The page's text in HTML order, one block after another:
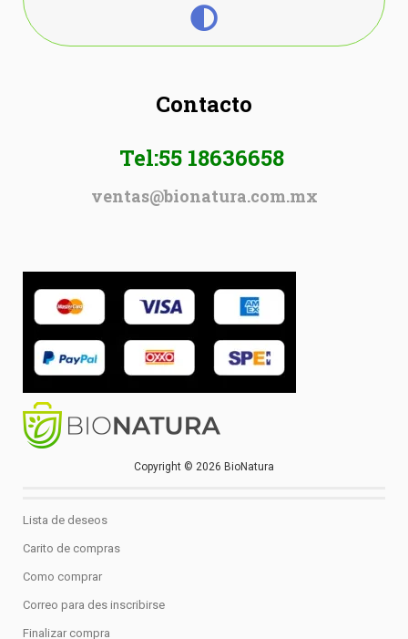
Contacto
Tel:55 18636658
ventas@bionatura.com.mx
Copyright © 2026 BioNatura
Lista de deseos
Carito de compras
Como comprar
Correo para des inscribirse
Finalizar compra